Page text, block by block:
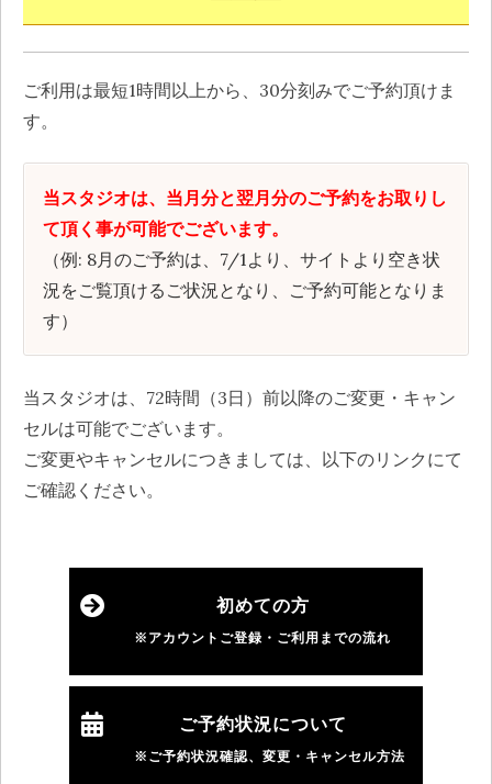
ご利用は最短1時間以上から、30分刻みでご予約頂けま
す。
当スタジオは、当月分と翌月分のご予約をお取りし
て頂く事が可能でございます。
（例: 8月のご予約は、7/1より、サイトより空き状
況をご覧頂けるご状況となり、ご予約可能となりま
す）
当スタジオは、72時間（3日）前以降のご変更・キャン
セルは可能でございます。
ご変更やキャンセルにつきましては、以下のリンクにて
ご確認ください。
初めての方
※アカウントご登録・ご利用までの流れ
ご予約状況について
※ご予約状況確認、変更・キャンセル方法